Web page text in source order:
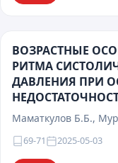
ВОЗРАСТНЫЕ
РИТМА
ДАВЛЕНИЯ ПРИ
Маматкулов Б.Б.,
69-71 2025-05-03